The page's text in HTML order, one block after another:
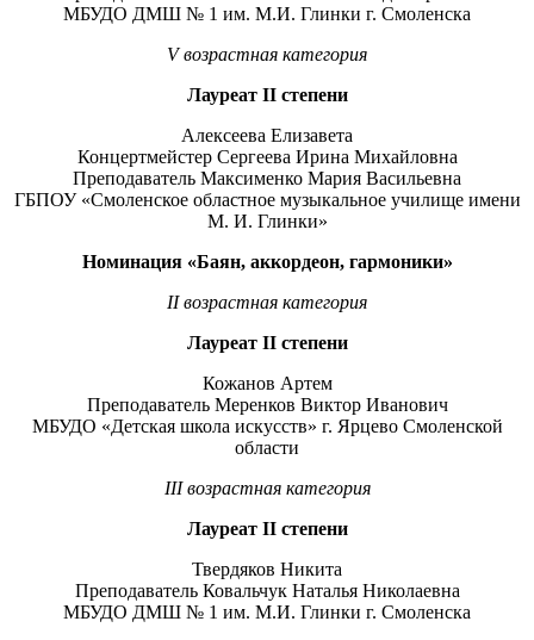
МБУДО ДМШ № 1 им. М.И. Глинки г. Смоленска
Vвозрастная категория
Лауреат IIстепени
Алексеева Елизавета
Концертмейстер Сергеева Ирина Михайловна
Преподаватель Максименко Мария Васильевна
ГБПОУ «Смоленское областное музыкальное училище имени
М. И. Глинки»
Номинация «Баян, аккордеон, гармоники»
IIвозрастная категория
Лауреат IIстепени
Кожанов Артем
Преподаватель Меренков Виктор Иванович
МБУДО «Детская школа искусств» г. Ярцево Смоленской
области
IIIвозрастная категория
Лауреат IIстепени
Твердяков Никита
Преподаватель Ковальчук Наталья Николаевна
МБУДО ДМШ № 1 им. М.И. Глинки г. Смоленска